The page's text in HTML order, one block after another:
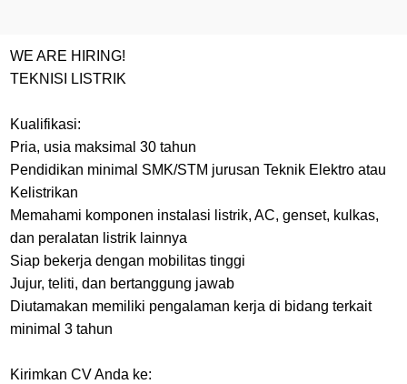
WE ARE HIRING!
TEKNISI LISTRIK
Kualifikasi:
Pria, usia maksimal 30 tahun
Pendidikan minimal SMK/STM jurusan Teknik Elektro atau
Kelistrikan
Memahami komponen instalasi listrik, AC, genset, kulkas,
dan peralatan listrik lainnya
Siap bekerja dengan mobilitas tinggi
Jujur, teliti, dan bertanggung jawab
Diutamakan memiliki pengalaman kerja di bidang terkait
minimal 3 tahun
Kirimkan CV Anda ke: